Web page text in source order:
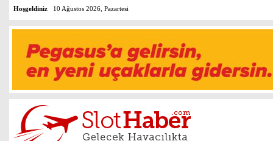
Hoşgeldiniz 10 Ağustos 2026, Pazartesi